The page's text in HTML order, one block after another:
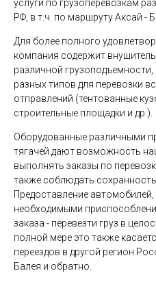
услуги по грузоперевозкам
РФ, в т.ч. по маршруту Аксай -
Для более полного
компания содержит
различной
разных типов для перевозки
отправлений (тентованные
строительные площадки и др.).
Оборудованные различными
тягачей дают возможность
выполнять заказы по
также соблюдать
Предоставление
необходимыми
заказа - перевезти груз в
полной мере это также
переездов в другой регион
Балея и обратно.